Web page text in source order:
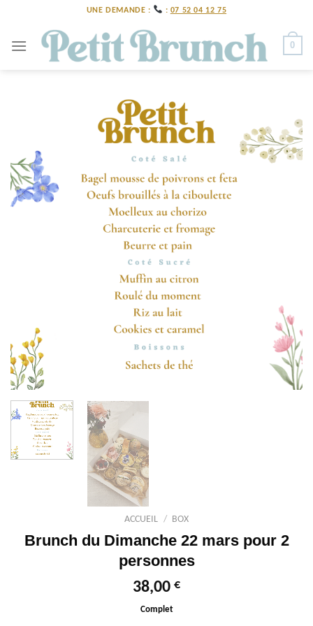
content
UNE DEMANDE : : 07 52 04 12 75
0
ACCUEIL / BOX
Brunch du Dimanche 22 mars pour 2
personnes
38,00 €
Complet